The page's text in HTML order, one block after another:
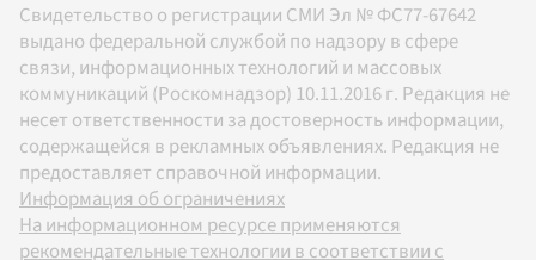
Свидетельство о регистрации СМИ Эл № ФС77-67642
выдано федеральной службой по надзору в сфере
связи, информационных технологий и массовых
коммуникаций (Роскомнадзор) 10.11.2016 г. Редакция не
несет ответственности за достоверность информации,
содержащейся в рекламных объявлениях. Редакция не
предоставляет справочной информации.
Информация об ограничениях
На информационном ресурсе применяются
рекомендательные технологии в соответствии с